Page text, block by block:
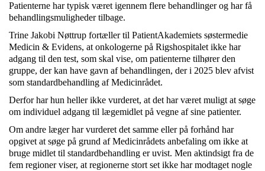
Patienterne har typisk været igennem flere behandlinger og har få
behandlingsmuligheder tilbage.
Trine Jakobi Nøttrup fortæller til PatientAkademiets søstermedie
Medicin & Evidens, at onkologerne på Rigshospitalet ikke har
adgang til den test, som skal vise, om patienterne tilhører den
gruppe, der kan have gavn af behandlingen, der i 2025 blev afvist
som standardbehandling af Medicinrådet.
Derfor har hun heller ikke vurderet, at det har været muligt at søge
om individuel adgang til lægemidlet på vegne af sine patienter.
Om andre læger har vurderet det samme eller på forhånd har
opgivet at søge på grund af Medicinrådets anbefaling om ikke at
bruge midlet til standardbehandling er uvist. Men aktindsigt fra de
fem regioner viser, at regionerne stort set ikke har modtaget nogle